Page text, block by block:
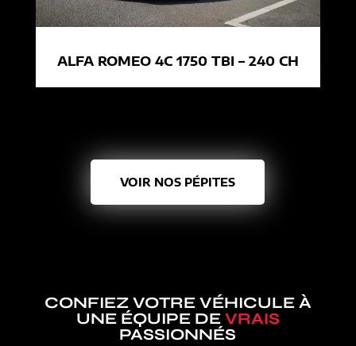
ALFA ROMEO 4C 1750 TBI – 240 CH
VOIR NOS PÉPITES
CONFIEZ VOTRE VÉHICULE À
UNE ÉQUIPE DE VRAIS
PASSIONNÉS